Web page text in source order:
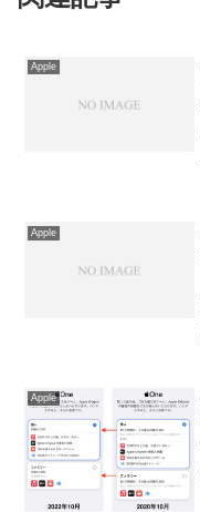
Apple
Apple
Apple